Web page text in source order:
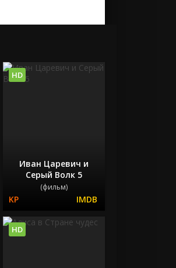
Иван Царевич и
Серый Волк 5
(фильм)
HD
HD